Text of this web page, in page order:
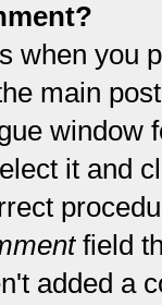
when you
main
window
it and
field
added a